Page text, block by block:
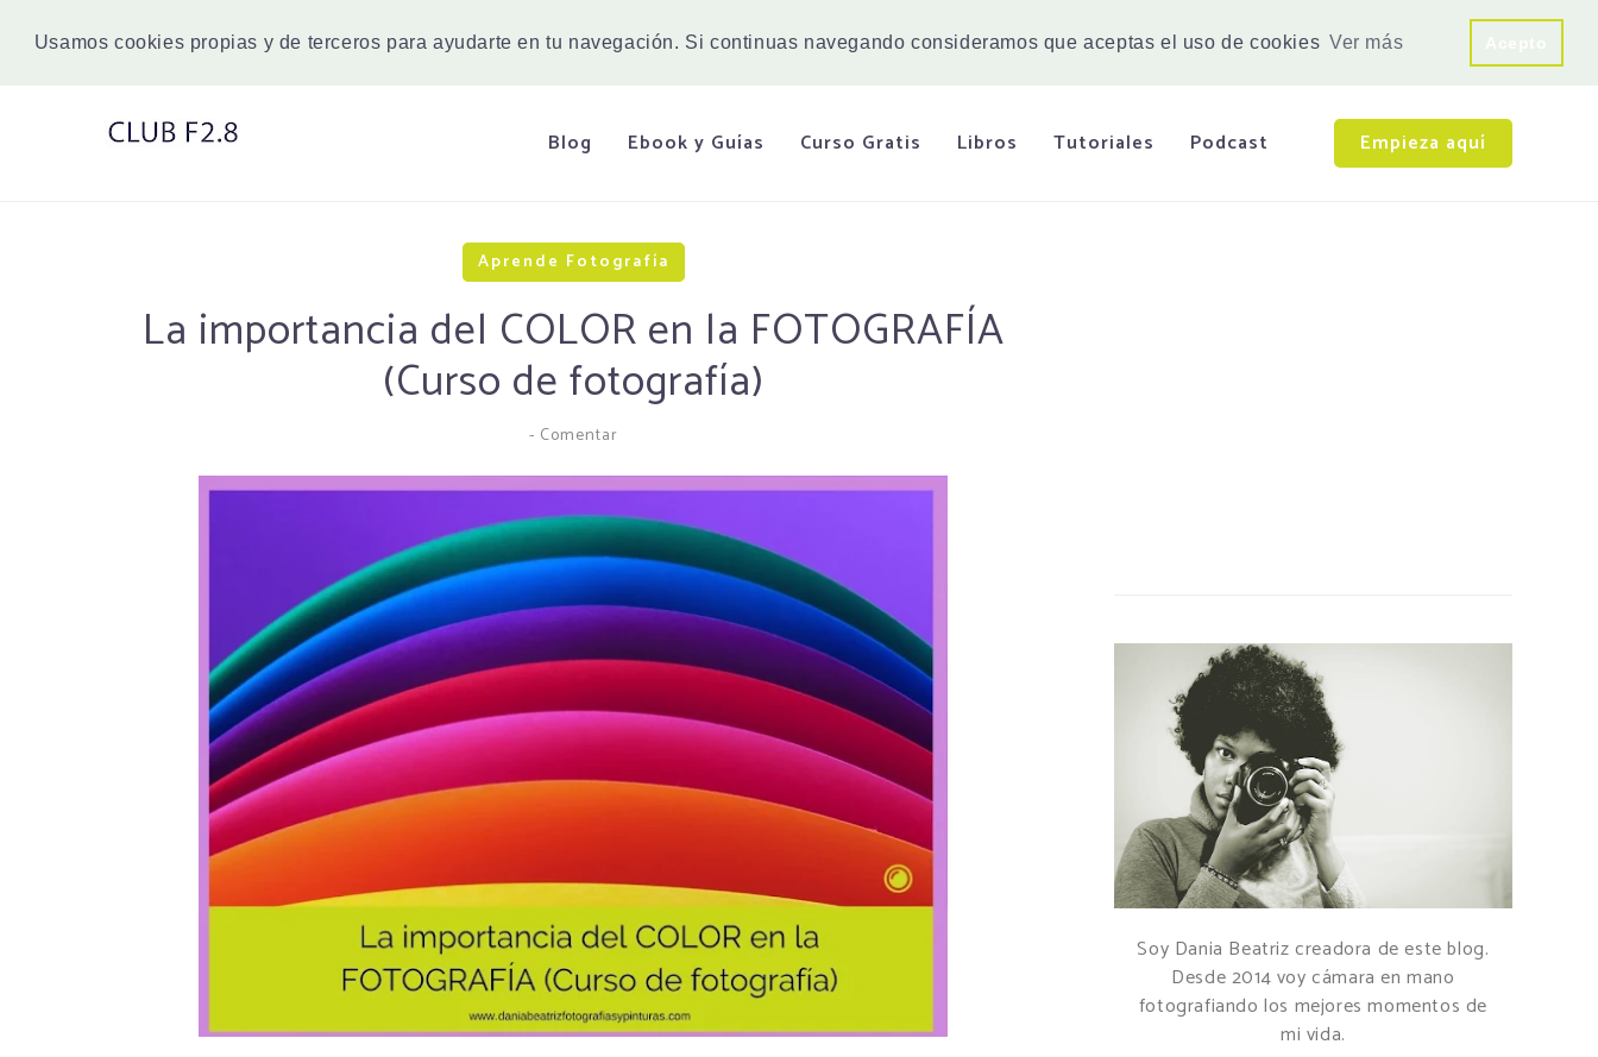
Usamos cookies propias y de terceros para ayudarte en tu navegación. Si continuas navegando consideramos que aceptas el uso de cookies Ver más
Blog Ebook y Guías Curso Gratis Libros Tutoriales Podcast Empieza aquí
Aprende Fotografía
La importancia del COLOR en la FOTOGRAFÍA
(Curso de fotografía)
- Comentar
Soy Dania Beatriz creadora de este blog.
Desde 2014 voy cámara en mano
fotografiando los mejores momentos de
mi vida.